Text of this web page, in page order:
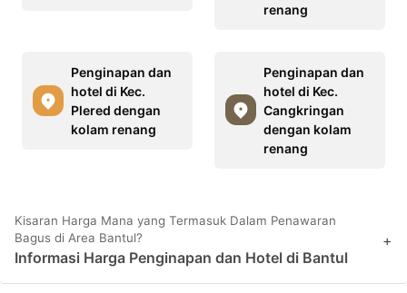
renang
Penginapan dan
hotel di Kec.
Plered dengan
kolam renang
Penginapan dan
hotel di Kec.
Cangkringan
dengan kolam
renang
Kisaran Harga Mana yang Termasuk Dalam Penawaran
Bagus di Area Bantul?
Informasi Harga Penginapan dan Hotel di Bantul
+